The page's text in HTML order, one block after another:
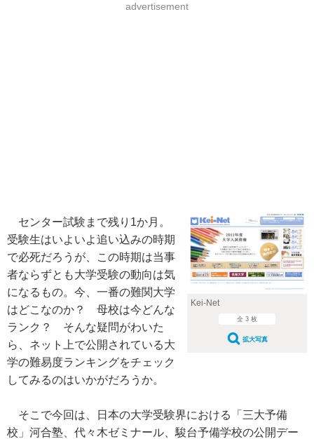
advertisement
Kei-Net
全 3 枚
拡大写真
センター試験まで残り1か月。
受験生はいよいよ追い込みの時期
で必死だろうが、この時期は当事
者ならずとも大学受験の動向は気
になるもの。今、一番の難関大学
はどこなのか？ 母校は今どんな
ランク？ そんな疑問がわいた
ら、ネット上で公開されている大
学の難易度ランキングをチェック
してみるのはいかがだろうか。
そこで今回は、日本の大学受験界における「三大予備
校」河合塾、代々木ゼミナール、駿台予備学校の公開デー